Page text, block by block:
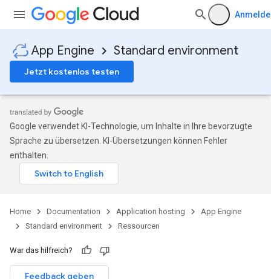
App Engine Standard environment
Jetzt kostenlos testen
Google verwendet KI-Technologie, um Inhalte in Ihre bevorzugte
Sprache zu übersetzen. KI-Übersetzungen können Fehler
enthalten.
Home Documentation Application hosting
App Engine
Standard environment
Ressourcen
War das hilfreich?
Feedback geben